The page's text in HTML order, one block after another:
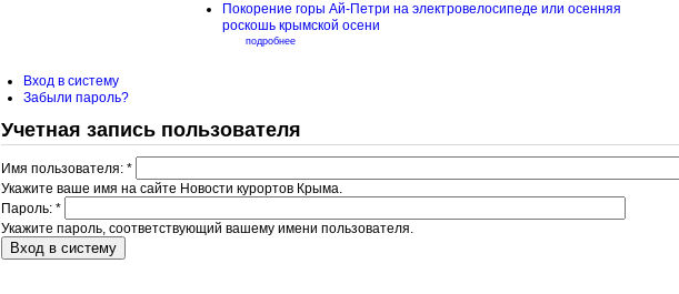
Покорение горы Ай-Петри на электровелосипеде или осенняя
роскошь крымской осени
подробнее
Вход в систему
Забыли пароль?
Учетная запись пользователя
Имя пользователя: *
Укажите ваше имя на сайте Новости курортов Крыма.
Пароль: *
Укажите пароль, соответствующий вашему имени пользователя.